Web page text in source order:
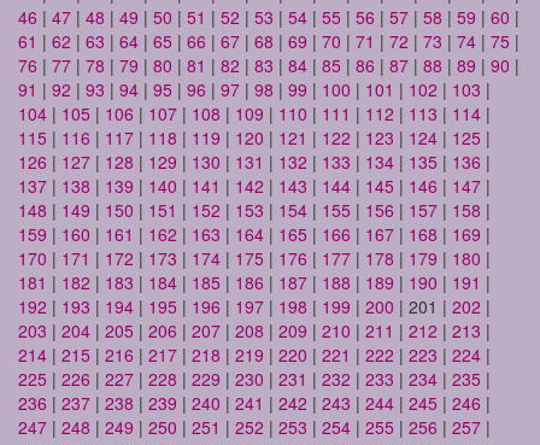
46 | 47 | 48 | 49 | 50 | 51 | 52 | 53 | 54 | 55 | 56 | 57 | 58 | 59 | 60 |
61 | 62 | 63 | 64 | 65 | 66 | 67 | 68 | 69 | 70 | 71 | 72 | 73 | 74 | 75 |
76 | 77 | 78 | 79 | 80 | 81 | 82 | 83 | 84 | 85 | 86 | 87 | 88 | 89 | 90 |
91 | 92 | 93 | 94 | 95 | 96 | 97 | 98 | 99 | 100 | 101 | 102 | 103 |
104 | 105 | 106 | 107 | 108 | 109 | 110 | 111 | 112 | 113 | 114 |
115 | 116 | 117 | 118 | 119 | 120 | 121 | 122 | 123 | 124 | 125 |
126 | 127 | 128 | 129 | 130 | 131 | 132 | 133 | 134 | 135 | 136 |
137 | 138 | 139 | 140 | 141 | 142 | 143 | 144 | 145 | 146 | 147 |
148 | 149 | 150 | 151 | 152 | 153 | 154 | 155 | 156 | 157 | 158 |
159 | 160 | 161 | 162 | 163 | 164 | 165 | 166 | 167 | 168 | 169 |
170 | 171 | 172 | 173 | 174 | 175 | 176 | 177 | 178 | 179 | 180 |
181 | 182 | 183 | 184 | 185 | 186 | 187 | 188 | 189 | 190 | 191 |
192 | 193 | 194 | 195 | 196 | 197 | 198 | 199 | 200 | 201 | 202 |
203 | 204 | 205 | 206 | 207 | 208 | 209 | 210 | 211 | 212 | 213 |
214 | 215 | 216 | 217 | 218 | 219 | 220 | 221 | 222 | 223 | 224 |
225 | 226 | 227 | 228 | 229 | 230 | 231 | 232 | 233 | 234 | 235 |
236 | 237 | 238 | 239 | 240 | 241 | 242 | 243 | 244 | 245 | 246 |
247 | 248 | 249 | 250 | 251 | 252 | 253 | 254 | 255 | 256 | 257 |